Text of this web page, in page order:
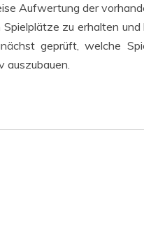
Auf­wer­tung der
zu erhal­ten
geprüft, wel­che
auszubauen.